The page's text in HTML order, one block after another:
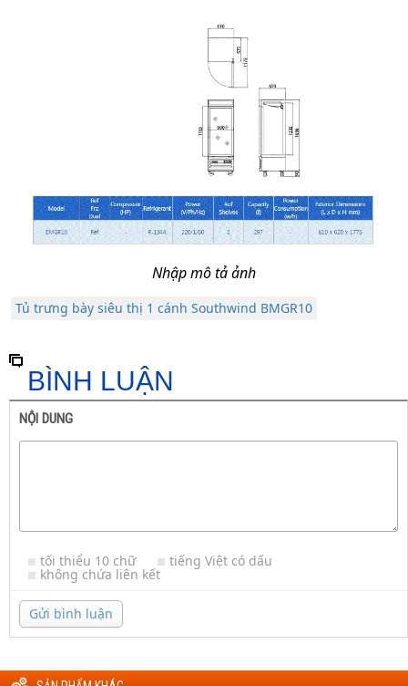
Nhập mô tả ảnh
Tủ trưng bày siêu thị 1 cánh Southwind BMGR10
BÌNH LUẬN
NỘI DUNG
tối thiểu 10 chữ tiếng Việt có dấu
không chứa liên kết
Gửi bình luận